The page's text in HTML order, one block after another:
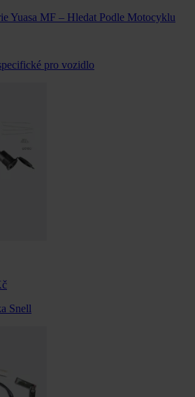
Yuasa MF – Hledat Podle Motocyklu
pro vozidlo
Snell